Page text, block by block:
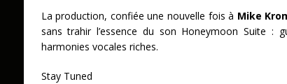
La production, confiée une nouvelle fois à Mike
sans trahir l’essence du son Honeymoon Suite :
harmonies vocales riches.
Stay Tuned